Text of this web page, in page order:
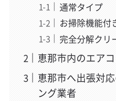
通常タイプ
お掃除機能付
完全分解クリ
恵那市内のエア
恵那市へ出張対
ング業者